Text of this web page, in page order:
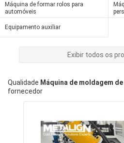
Máquina de formar rolos para
automóveis
Equipamento auxiliar
Exibir todos os
Qualidade Máquina de moldagem
fornecedor